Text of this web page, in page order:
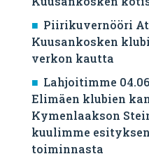
Piirikuvernööri
Kuusankosken
verkon kautta
Lahjoitimme
Elimäen klubien
Kymenlaakson
kuulimme
toiminnasta